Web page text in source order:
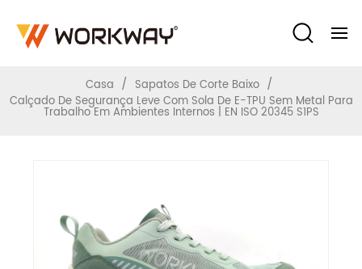
Casa / Sapatos De Corte Baixo /
Calçado De Segurança Leve Com Sola De E-TPU Sem Metal Para
Trabalho Em Ambientes Internos | EN ISO 20345 S1PS